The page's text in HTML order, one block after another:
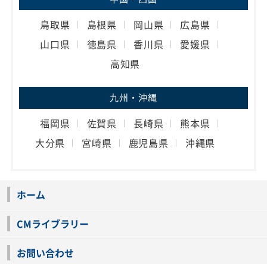
鳥取県 島根県 岡山県
広島県
山口県
徳島県 香川県
愛媛県
高知県
九州・沖縄
福岡県 佐賀県 長崎県
熊本県
大分県
宮崎県 鹿児島県 沖縄県
ホーム
CMライブラリー
お問い合わせ